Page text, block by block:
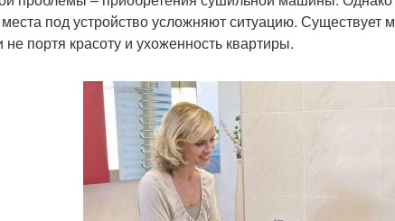
под устройство усложняют ситуацию.
не портя красоту и ухоженность квартиры.